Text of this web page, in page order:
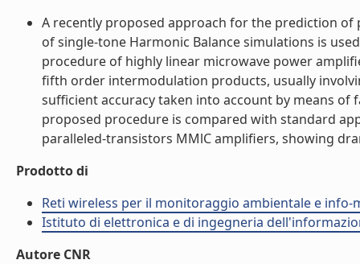
A recently proposed approach for the prediction
of single-tone Harmonic Balance simulations is
procedure of highly linear microwave power
fifth order intermodulation products, usually
sufficient accuracy taken into account by means of
proposed procedure is compared with standard
paralleled-transistors MMlC amplifiers, showing
Prodotto di
Reti wireless per il monitoraggio ambientale e info-
Istituto di elettronica e di ingegneria
Autore CNR